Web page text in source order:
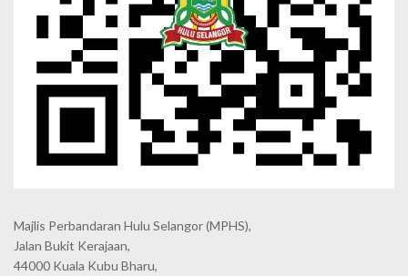
Majlis Perbandaran Hulu Selangor (MPHS),
Jalan Bukit Kerajaan,
44000 Kuala Kubu Bharu,